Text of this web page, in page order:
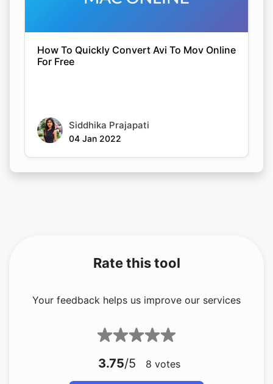
How To Quickly Convert Avi To Mov Online
For Free
Siddhika Prajapati
04 Jan 2022
Rate this tool
Your feedback helps us improve our services
3.75/5 8 votes